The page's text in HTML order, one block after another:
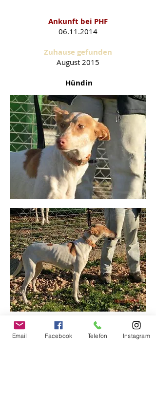
Ankunft bei PHF
06.11.2014
Zuhause gefunden
August 2015
Hündin
Zurück zur Übersicht
Email Facebook Telefon Instagram